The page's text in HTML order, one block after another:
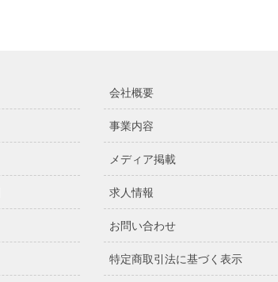
会社概要
事業内容
メディア掲載
求人情報
お問い合わせ
特定商取引法に基づく表示